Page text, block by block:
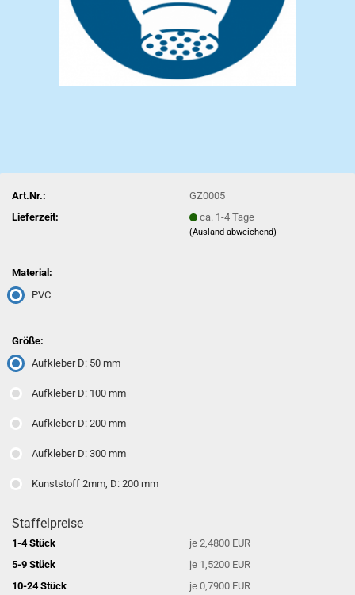
Art.Nr.:
GZ0005
Lieferzeit:
ca. 1-4 Tage
(Ausland abweichend)
Material:
PVC
Größe:
Aufkleber D: 50 mm
Aufkleber D: 100 mm
Aufkleber D: 200 mm
Aufkleber D: 300 mm
Kunststoff 2mm, D: 200 mm
Staffelpreise
1-4 Stück
je 2,4800 EUR
5-9 Stück
je 1,5200 EUR
10-24 Stück
je 0,7900 EUR